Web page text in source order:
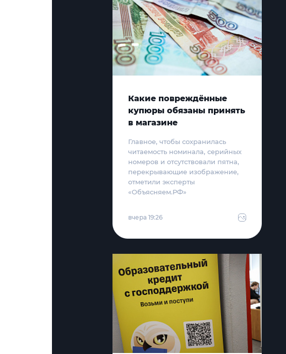
Какие повреждённые
купюры обязаны принять
в магазине
Главное, чтобы сохранилась
читаемость номинала, серийных
номеров и отсутствовали пятна,
перекрывающие изображение,
отметили эксперты
«Объясняем.РФ»
вчера 19:26